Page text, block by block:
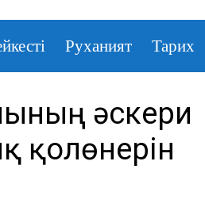
Руханият Тарих
әскери
қолөнерін